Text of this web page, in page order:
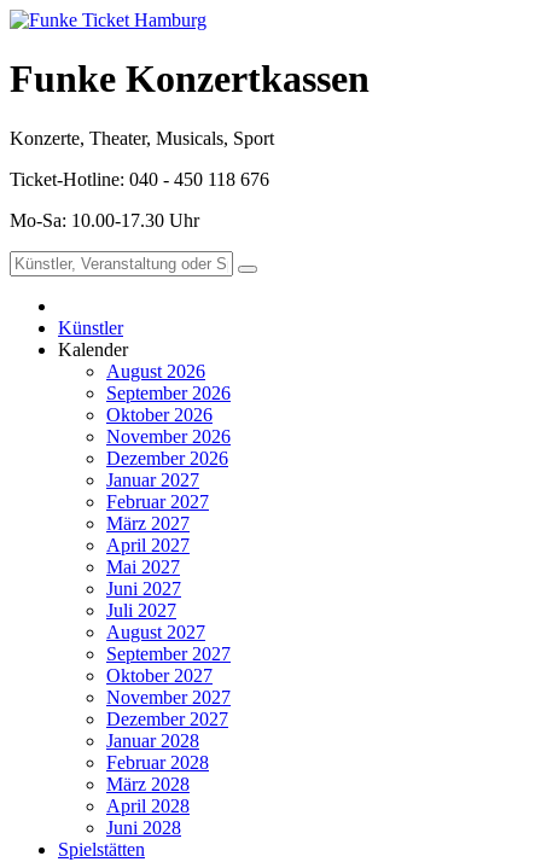
Funke Konzertkassen
Konzerte, Theater, Musicals, Sport
Ticket-Hotline: 040 - 450 118 676
Mo-Sa: 10.00-17.30 Uhr
Künstler
Kalender
August 2026
September 2026
Oktober 2026
November 2026
Dezember 2026
Januar 2027
Februar 2027
März 2027
April 2027
Mai 2027
Juni 2027
Juli 2027
August 2027
September 2027
Oktober 2027
November 2027
Dezember 2027
Januar 2028
Februar 2028
März 2028
April 2028
Juni 2028
Spielstätten